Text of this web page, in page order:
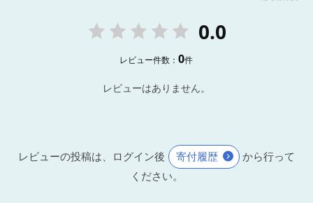
0.0
レビュー件数：0件
レビューはありません。
レビューの投稿は、ログイン後 寄付履歴
から行って
ください。